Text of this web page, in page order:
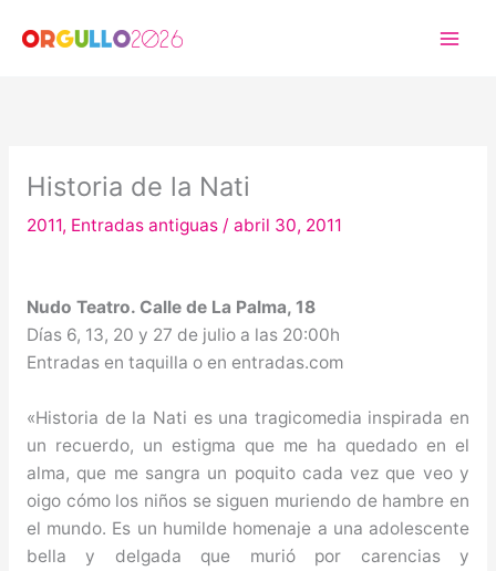
Historia de la Nati
2011, Entradas antiguas/ abril 30, 2011
Nudo Teatro. Calle de La Palma, 18
Días 6, 13, 20 y 27 de julio a las 20:00h
Entradas en taquilla o en entradas.com
«Historia de la Nati es una tragicomedia inspirada en
un recuerdo, un estigma que me ha quedado en el
alma, que me sangra un poquito cada vez que veo y
oigo cómo los niños se siguen muriendo de hambre en
el mundo. Es un humilde homenaje a una adolescente
bella y delgada que murió por carencias y